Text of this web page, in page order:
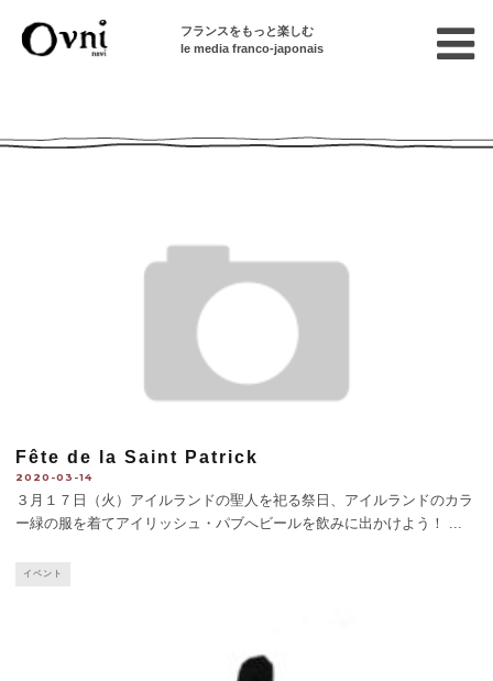
フランスをもっと楽しむ
le media franco-japonais
Fête de la Saint Patrick
2020-03-14
３月１７日（火）アイルランドの聖人を祀る祭日、アイルランドのカラ
ー緑の服を着てアイリッシュ・パブへビールを飲みに出かけよう！ ...
イベント